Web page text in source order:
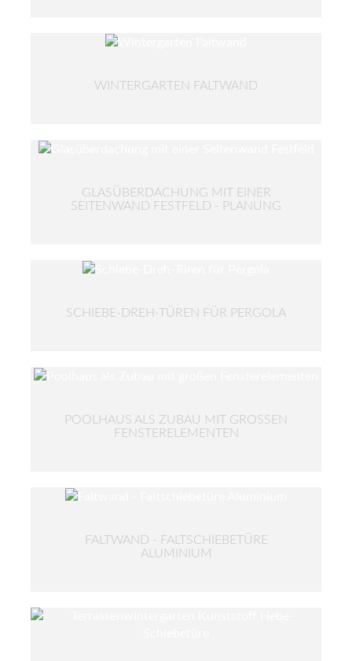
WINTERGARTEN FALTWAND
GLASÜBERDACHUNG MIT EINER
SEITENWAND FESTFELD - PLANUNG
SCHIEBE-DREH-TÜREN FÜR PERGOLA
POOLHAUS ALS ZUBAU MIT GROSSEN F
ENSTERELEMENTEN
FALTWAND - FALTSCHIEBETÜRE
ALUMINIUM